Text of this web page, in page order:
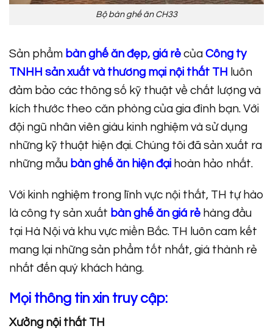
Bộ bàn ghế ăn CH33
Sản phẩm bàn ghế ăn đẹp, giá rẻ của Công ty
TNHH sản xuất và thương mại nội thất TH luôn
đảm bảo các thông số kỹ thuật về chất lượng và
kích thước theo căn phòng của gia đình bạn. Với
đội ngũ nhân viên giàu kinh nghiệm và sử dụng
những kỹ thuật hiện đại. Chúng tôi đã sản xuất ra
những mẫu bàn ghế ăn hiện đại hoàn hảo nhất.
Với kinh nghiệm trong lĩnh vực nội thất, TH tự hào
là công ty sản xuất bàn ghế ăn giá rẻ hàng đầu
tại Hà Nội và khu vực miền Bắc. TH luôn cam kết
mang lại những sản phẩm tốt nhất, giá thành rẻ
nhất đến quý khách hàng.
Mọi thông tin xin truy cập:
Xưởng nội thất TH